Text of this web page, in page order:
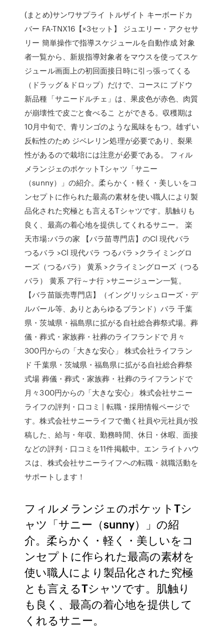
(まとめ)サンワサプライ トルザイト キーボードカ
バー FA-TNX16【×3セット】 ジュエリー・アクセサ
リー 簡単操作で指導スケジュールを自動作成 対象
者一覧から、新規指導対象者をマウスを使ってスケ
ジュール画面上の初回面接日時に引っ張ってくる
（ドラッグ＆ドロップ）だけで、コースに ブドウ
新品種「サニードルチェ」は、果皮色が赤色、肉質
が崩壊性で皮ごと食べるこ とができる。収穫期は
10月中旬で、青リンゴのような風味をもつ。雄ずい
反転性のため ジベレリン処理が必要であり、裂果
性があるので栽培には注意が必要である。 フィル
メランジェのポケットTシャツ「サニー
（sunny）」の紹介。柔らかく・軽く・美しいをコ
ンセプトに作られた最高の素材を使い職人により製
品化された究極とも言えるTシャツです。肌触りも
良く、最高の着心地を提供してくれるサニー。 楽
天市場:バラの家 【バラ苗専門店】のCl 現代バラ
つるバラ >Cl 現代バラ つるバラ >クライミングロ
ーズ（つるバラ） 黄系 >クライミングローズ（つる
バラ） 黄系 ア行～ナ行 >サニージューン一覧。
【バラ苗販売専門店】（イングリッシュローズ・デ
ルバール等、ありとあらゆるブランド）バラ 千葉
県・茨城県・福島県に拡がる自社総合葬祭式場。葬
儀・葬式・家族葬・社葬のライフランドで 月々
300円からの「大きな安心」 株式会社ライフラン
ド 千葉県・茨城県・福島県に拡がる自社総合葬祭
式場 葬儀・葬式・家族葬・社葬のライフランドで
月々300円からの「大きな安心」 株式会社サニー
ライフの評判・口コミ | 転職・採用情報ページで
す。株式会社サニーライフで働く社員や元社員が投
稿した、給与・年収、勤務時間、休日・休暇、面接
などの評判・口コミを11件掲載中。エン ライトハウ
スは、株式会社サニーライフへの転職・就職活動を
サポートします！
フィルメランジェのポケットTシ
ャツ「サニー（sunny）」の紹
介。柔らかく・軽く・美しいをコ
ンセプトに作られた最高の素材を
使い職人により製品化された究極
とも言えるTシャツです。肌触り
も良く、最高の着心地を提供して
くれるサニー。